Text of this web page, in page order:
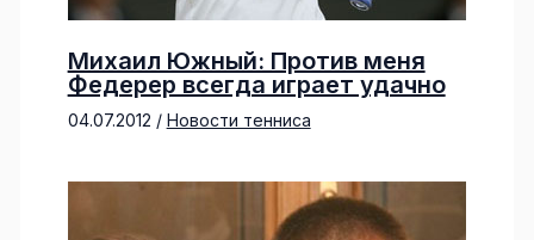
Михаил Южный: Против меня
Федерер всегда играет удачно
04.07.2012 / Новости тенниса